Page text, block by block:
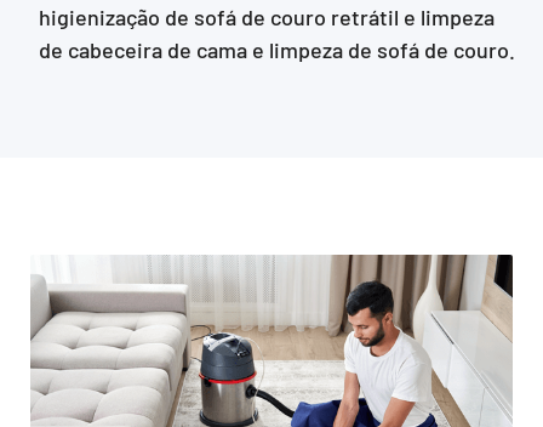
higienização de sofá de couro retrátil e limpeza
de cabeceira de cama e limpeza de sofá de couro.